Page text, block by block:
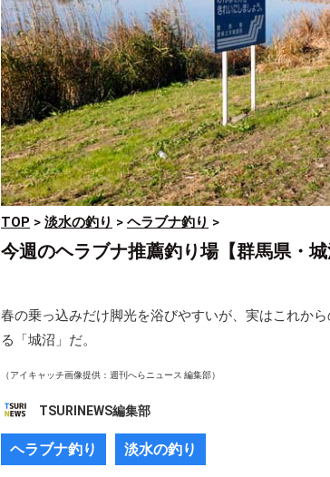
TOP > 淡水の釣り > ヘラブナ釣り >
今週のヘラブナ推薦釣り場【群馬県・城
春の乗っ込みだけ脚光を浴びやすいが、実はこれか
る「城沼」だ。
（アイキャッチ画像提供：週刊へらニュース 編集部）
TSURINEWS編集部
ヘラブナ釣り 淡水の釣り